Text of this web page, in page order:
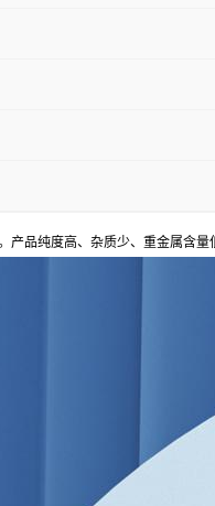
品纯度高、杂质少、重金属含